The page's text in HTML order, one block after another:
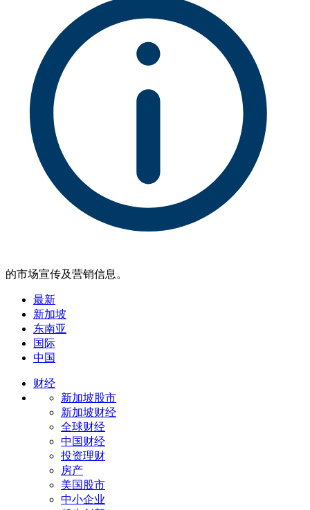
的市场宣传及营销信息。
最新
新加坡
东南亚
国际
中国
财经
新加坡股市
新加坡财经
全球财经
中国财经
投资理财
房产
美国股市
中小企业